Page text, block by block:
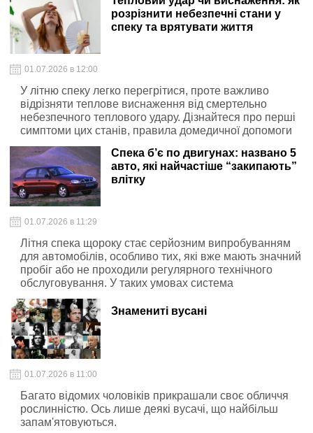
розрізнити небезпечні стани у
спеку та врятувати життя
01.07.2026 в 12:00
У літню спеку легко перегрітися, проте важливо
відрізняти теплове виснаження від смертельно
небезпечного теплового удару. Дізнайтеся про перші
симптоми цих станів, правила домедичної допомоги
та хто перебуває в зоні найбільшого ризику. Прості
поради допоможуть захистити організм від критичного
перегрівання.
Спека б’є по двигунах: названо 5
авто, які найчастіше “закипають”
влітку
01.07.2026 в 11:29
Літня спека щороку стає серйозним випробуванням
для автомобілів, особливо тих, які вже мають значний
пробіг або не проходили регулярного технічного
обслуговування. У таких умовах система
охолодження працює на межі можливостей, що часто
призводить до перегріву двигуна. Про це пише
Ampercar
Знамениті вусані
01.07.2026 в 11:00
Багато відомих чоловіків прикрашали своє обличчя
рослинністю. Ось лише деякі вусачі, що найбільш
запам'ятовуються.